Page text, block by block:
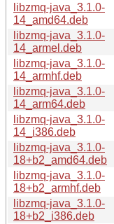
libzmq-java_3.1.0-
14_amd64.deb
libzmq-java_3.1.0-
14_armel.deb
libzmq-java_3.1.0-
14_armhf.deb
libzmq-java_3.1.0-
14_arm64.deb
libzmq-java_3.1.0-
14_i386.deb
libzmq-java_3.1.0-
18+b2_amd64.deb
libzmq-java_3.1.0-
18+b2_armhf.deb
libzmq-java_3.1.0-
18+b2_i386.deb